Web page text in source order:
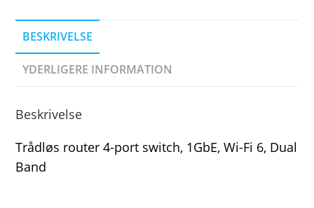
BESKRIVELSE
YDERLIGERE INFORMATION
Beskrivelse
Trådløs router 4-port switch, 1GbE, Wi-Fi 6, Dual
Band